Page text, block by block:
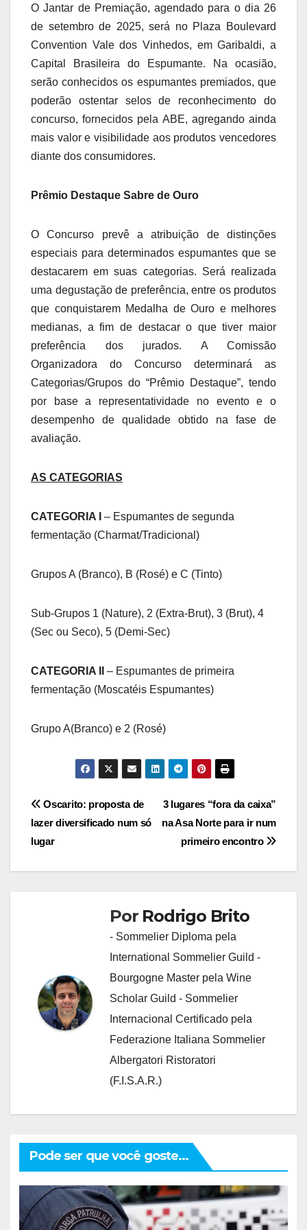
O Jantar de Premiação, agendado para o dia 26
de setembro de 2025, será no Plaza Boulevard
Convention Vale dos Vinhedos, em Garibaldi, a
Capital Brasileira do Espumante. Na ocasião,
serão conhecidos os espumantes premiados, que
poderão ostentar selos de reconhecimento do
concurso, fornecidos pela ABE, agregando ainda
mais valor e visibilidade aos produtos vencedores
diante dos consumidores.
Prêmio Destaque Sabre de Ouro
O Concurso prevê a atribuição de distinções
especiais para determinados espumantes que se
destacarem em suas categorias. Será realizada
uma degustação de preferência, entre os produtos
que conquistarem Medalha de Ouro e melhores
medianas, a fim de destacar o que tiver maior
preferência dos jurados. A Comissão
Organizadora do Concurso determinará as
Categorias/Grupos do “Prêmio Destaque”, tendo
por base a representatividade no evento e o
desempenho de qualidade obtido na fase de
avaliação.
AS CATEGORIAS
CATEGORIA I
– Espumantes de segunda
fermentação (Charmat/Tradicional)
Grupos A (Branco), B (Rosé) e C (Tinto)
Sub-Grupos 1 (Nature), 2 (Extra-Brut), 3 (Brut), 4
(Sec ou Seco), 5 (Demi-Sec)
CATEGORIA II
– Espumantes de primeira
fermentação (Moscatéis Espumantes)
Grupo A(Branco) e 2 (Rosé)
Navegação
de
Post
3 lugares “fora da caixa”
na Asa Norte para ir num
primeiro encontro
Oscarito: proposta de
lazer diversificado num só
lugar
Por Rodrigo Brito
- Sommelier Diploma pela
International Sommelier Guild -
Bourgogne Master pela Wine
Scholar Guild - Sommelier
Internacional Certificado pela
Federazione Italiana Sommelier
Albergatori Ristoratori
(F.I.S.A.R.)
Pode ser que você goste...